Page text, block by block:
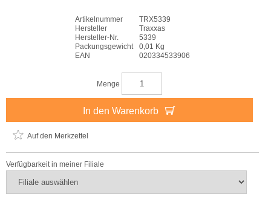
Artikelnummer
TRX5339
Hersteller
Traxxas
Hersteller-Nr.
5339
Packungsgewicht
0,01 Kg
EAN
020334533906
Menge
In den Warenkorb
Auf den Merkzettel
Verfügbarkeit in meiner Filiale